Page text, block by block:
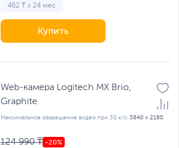
462 ₸ x 24 мес
Купить
Web-камера Logitech MX Brio,
Graphite
Максимальное разрешение видео при 30 к/с: 3840 x 2160
124 990 ₸